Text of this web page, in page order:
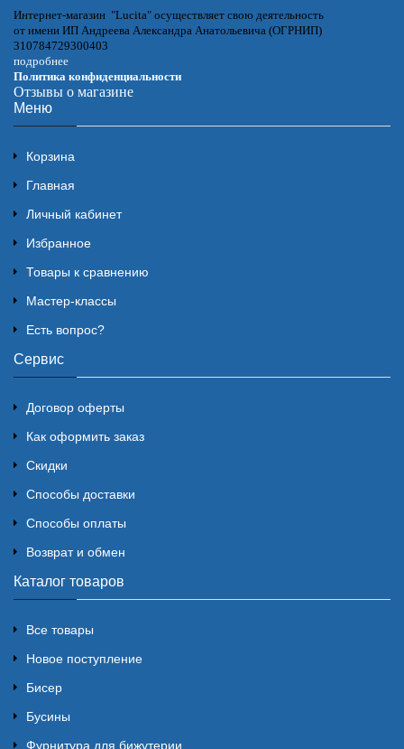
Интернет-магазин "Lucita" осуществляет свою деятельность
от имени ИП Андреева Александра Анатольевича (ОГРНИП)
310784729300403
подробнее
Политика конфиденциальности
Отзывы о магазине
Меню
Корзина
Главная
Личный кабинет
Избранное
Товары к сравнению
Мастер-классы
Есть вопрос?
Сервис
Договор оферты
Как оформить заказ
Скидки
Способы доставки
Способы оплаты
Возврат и обмен
Каталог товаров
Все товары
Новое поступление
Бисер
Бусины
Фурнитура для бижутерии